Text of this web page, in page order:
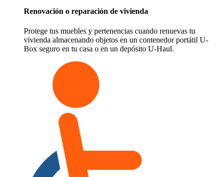
Renovación o reparación de vivienda
Protege tus muebles y pertenencias cuando renuevas tu
vivienda almacenando objetos en un contenedor portátil U-
Box seguro en tu casa o en un depósito U-Haul.